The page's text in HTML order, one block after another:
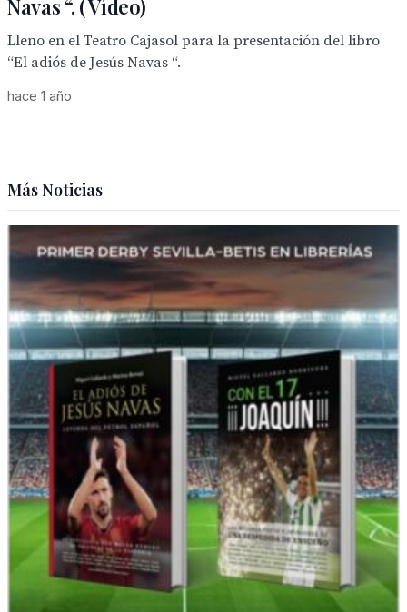
Navas “. ( Vídeo)
Lleno en el Teatro Cajasol para la presentación del libro
“El adiós de Jesús Navas “.
hace 1 año
Más Noticias